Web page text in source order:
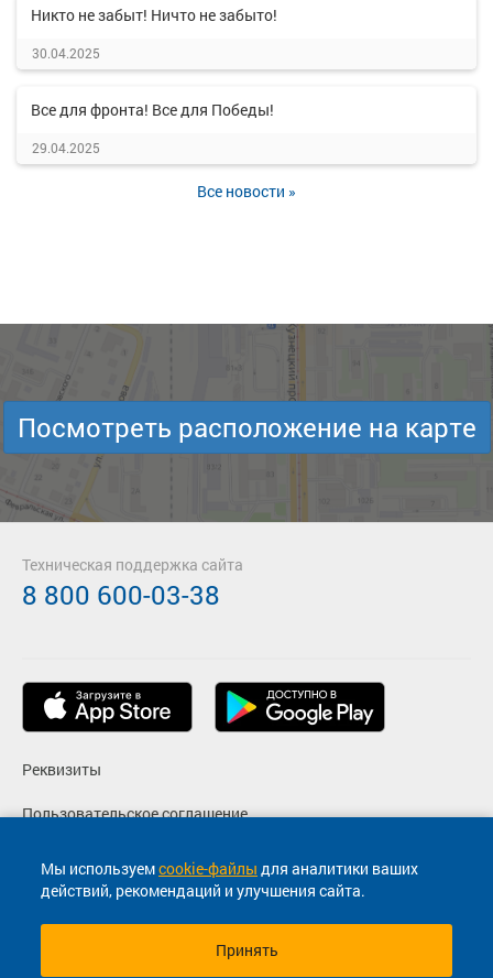
Никто не забыт! Ничто не забыто!
30.04.2025
Все для фронта! Все для Победы!
29.04.2025
Все новости »
Мы используемcookie-файлы для аналитики ваших
действий, рекомендаций и улучшения сайта.
Принять
Посмотреть расположение на карте
Реквизиты
Пользовательское соглашение
Политика конфиденциальности
Согласие на маркетинговые сообщения
Техническая поддержка сайта
8 800 600-03-38
© 2013-2026, ООО "Капитал"- Онлайн сервис продажи